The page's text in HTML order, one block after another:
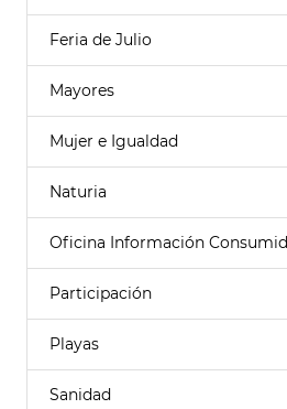
Feria de Julio
Mayores
Mujer e Igualdad
Naturia
Oficina Información
Participación
Playas
Sanidad